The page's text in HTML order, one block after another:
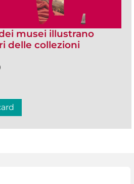
musei illustrano
delle collezioni